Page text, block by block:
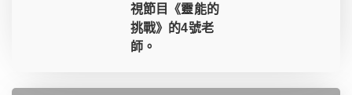
視節目《靈能的
挑戰》的4號老
師。